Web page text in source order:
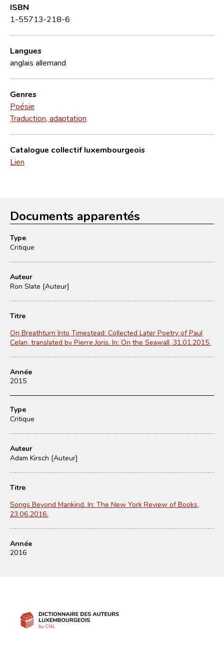
ISBN
1-55713-218-6
Langues
anglais allemand
Genres
Poésie
Traduction, adaptation
Catalogue collectif luxembourgeois
Lien
Documents apparentés
Type
Critique
Auteur
Ron Slate [Auteur]
Titre
On Breathturn Into Timestead: Collected Later Poetry of Paul
Celan, translated by Pierre Joris. In: On the Seawall, 31.01.2015.
Année
2015
Type
Critique
Auteur
Adam Kirsch [Auteur]
Titre
Songs Beyond Mankind. In: The New York Review of Books,
23.06.2016.
Année
2016